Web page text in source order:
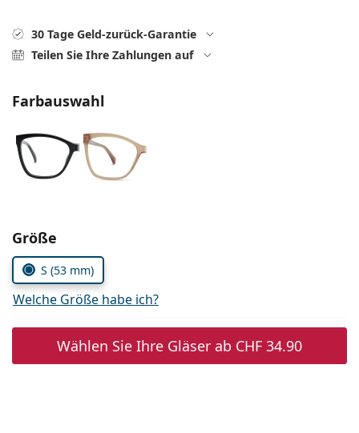
Persol
Prada
Alle Marken
30 Tage Geld-zurück-Garantie
Teilen Sie Ihre Zahlungen auf
Farbauswahl
Parameter wählen
Größe
S (53 mm)
Welche Größe habe ich?
Wählen Sie Ihre Gläser ab CHF 34.90